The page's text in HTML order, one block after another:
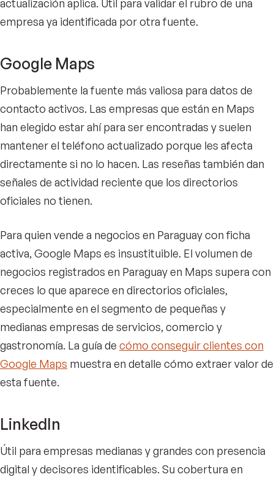
actualización aplica. Útil para validar el rubro de una
empresa ya identificada por otra fuente.
Google Maps
Probablemente la fuente más valiosa para datos de
contacto activos. Las empresas que están en Maps
han elegido estar ahí para ser encontradas y suelen
mantener el teléfono actualizado porque les afecta
directamente si no lo hacen. Las reseñas también dan
señales de actividad reciente que los directorios
oficiales no tienen.
Para quien vende a negocios en Paraguay con ficha
activa, Google Maps es insustituible. El volumen de
negocios registrados en Paraguay en Maps supera con
creces lo que aparece en directorios oficiales,
especialmente en el segmento de pequeñas y
medianas empresas de servicios, comercio y
gastronomía. La guía de cómo conseguir clientes con
Google Maps muestra en detalle cómo extraer valor de
esta fuente.
LinkedIn
Útil para empresas medianas y grandes con presencia
digital y decisores identificables. Su cobertura en